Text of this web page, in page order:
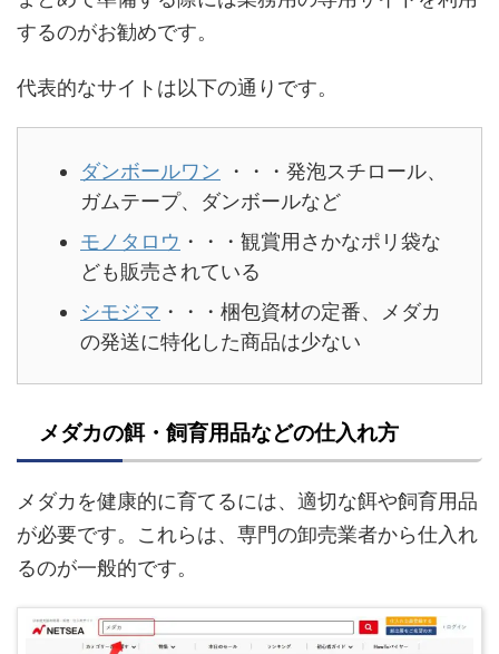
するのがお勧めです。
代表的なサイトは以下の通りです。
ダンボールワン
・・・発泡スチロール、
ガムテープ、ダンボールなど
モノタロウ ・・・観賞用さかなポリ袋な
ども販売されている
シモジマ ・・・梱包資材の定番、メダカ
の発送に特化した商品は少ない
メダカの餌・飼育用品などの仕入れ方
メダカを健康的に育てるには、適切な餌や飼育用品
が必要です。これらは、専門の卸売業者から仕入れ
るのが一般的です。